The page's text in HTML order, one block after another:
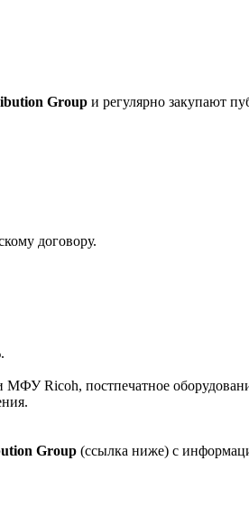
Group и регулярно закупают
договору.
Ricoh, постпечатное
Group (ссылка ниже) с